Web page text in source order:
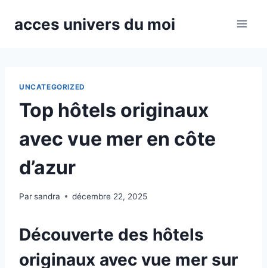
acces univers du moi
UNCATEGORIZED
Top hôtels originaux
avec vue mer en côte
d’azur
Parsandra décembre 22, 2025
Découverte des hôtels
originaux avec vue mer sur